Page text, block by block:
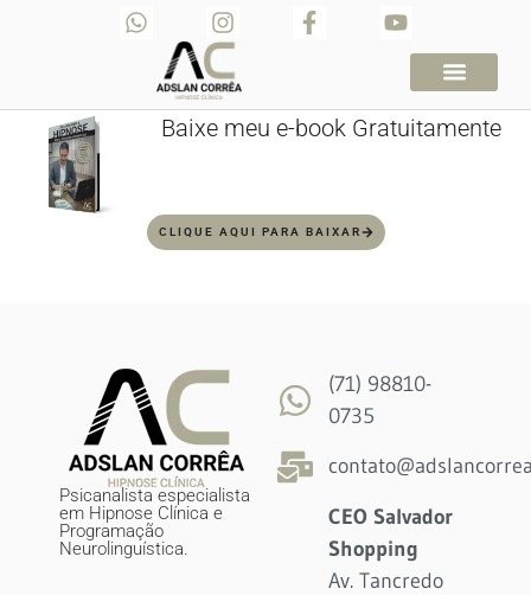
Baixe meu e-book Gratuitamente
CLIQUE AQUI PARA BAIXAR
Psicanalista especialista
em Hipnose Clínica e
Programação
Neurolinguística.
(71) 98810-
0735
CEO Salvador
Shopping
Av. Tancredo